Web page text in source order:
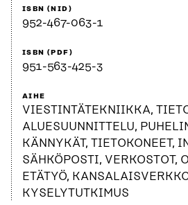
ISBN (NID)
952-467-063-1
ISBN (PDF)
951-563-425-3
AIHE
VIESTINTÄTEKNIIKKA,
ALUESUUNNITTELU,
KÄNNYKÄT, TIETOKONEET,
SÄHKÖPOSTI, VERKOSTOT,
ETÄTYÖ,
KYSELYTUTKIMUS